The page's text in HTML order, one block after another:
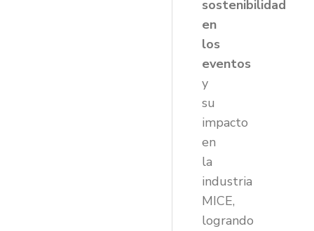
sostenibilidad
en
los
eventos
y
su
impacto
en
la
industria
MICE,
logrando